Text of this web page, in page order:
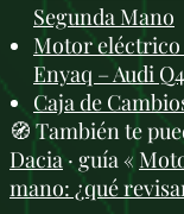
Segunda Mano
Motor eléctrico
Enyaq – Audi
Caja de
🧭 También te
Dacia· guía «
mano: ¿qué